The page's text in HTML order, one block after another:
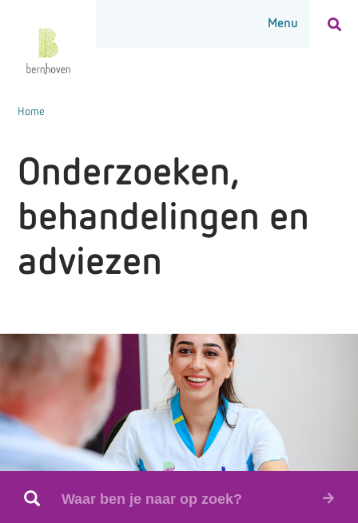
Home
Onderzoeken,
behandelingen en
adviezen